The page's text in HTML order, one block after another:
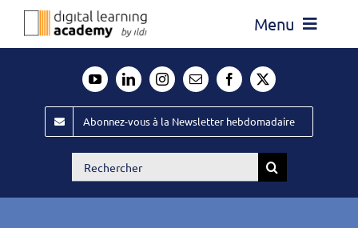
Passer
Menu
Évènements ILDI
Offres d’emploi
Abonnez-vous à la Newsletter hebdomadaire
Rechercher: